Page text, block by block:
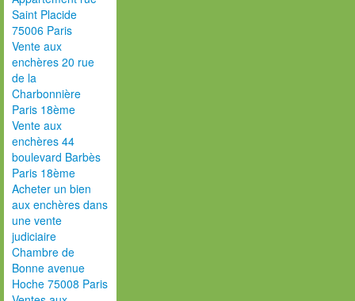
Saint Placide
75006 Paris
Vente aux
enchères 20 rue
de la
Charbonnière
Paris 18ème
Vente aux
enchères 44
boulevard Barbès
Paris 18ème
Acheter un bien
aux enchères dans
une vente
judiciaire
Chambre de
Bonne avenue
Hoche 75008 Paris